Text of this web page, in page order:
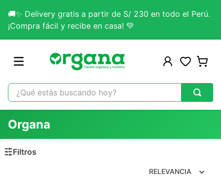
🚚✨ Delivery gratis a partir de S/ 230 en todo el Perú.
¡Compra fácil y recibe en casa! 💚
¿Qué estás buscando hoy?
1 .
omega 3
2.
citrato magnesio
Organa
RELEVANCIA